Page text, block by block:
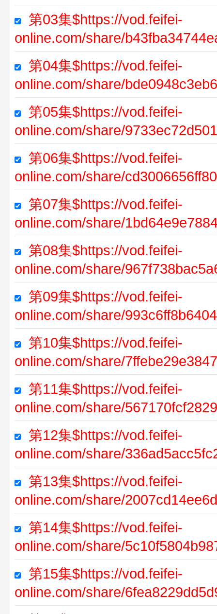
第03集$https://vod.feifei-
online.com/share/
第04集$https://vod.feifei-
online.com/share/
第05集$https://vod.feifei-
online.com/share/
第06集$https://vod.feifei-
online.com/share/
第07集$https://vod.feifei-
online.com/share/
第08集$https://vod.feifei-
online.com/share/
第09集$https://vod.feifei-
online.com/share/
第10集$https://vod.feifei-
online.com/share/
第11集$https://vod.feifei-
online.com/share/
第12集$https://vod.feifei-
online.com/share/
第13集$https://vod.feifei-
online.com/share/
第14集$https://vod.feifei-
online.com/share/
第15集$https://vod.feifei-
online.com/share/